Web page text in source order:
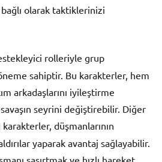
bağlı olarak taktiklerinizi
rolleriyle grup
sahiptir. Bu karakterler, hem
arkadaşlarını iyileştirme
seyrini değiştirebilir. Diğer
karakterler, düşmanlarının
yaparak avantaj sağlayabilir.